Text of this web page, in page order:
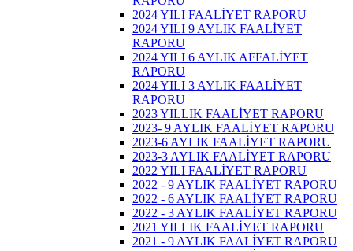
2024 YILI FAALİYET RAPORU
2024 YILI 9 AYLIK FAALİYET
RAPORU
2024 YILI 6 AYLIK AFFALİYET
RAPORU
2024 YILI 3 AYLIK FAALİYET
RAPORU
2023 YILLIK FAALİYET RAPORU
2023- 9 AYLIK FAALİYET RAPORU
2023-6 AYLIK FAALİYET RAPORU
2023-3 AYLIK FAALİYET RAPORU
2022 YILI FAALİYET RAPORU
2022 - 9 AYLIK FAALİYET RAPORU
2022 - 6 AYLIK FAALİYET RAPORU
2022 - 3 AYLIK FAALİYET RAPORU
2021 YILLIK FAALİYET RAPORU
2021 - 9 AYLIK FAALİYET RAPORU